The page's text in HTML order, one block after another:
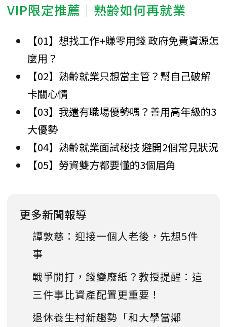
VIP限定推薦│熟齡如何再就業
【01】想找工作+賺零用錢 政府免費資源怎
麼用？
【02】熟齡就業只想當主管？幫自己破解
卡關心情
【03】我還有職場優勢嗎？善用高年級的3
大優勢
【04】熟齡就業面試秘技 避開2個常見狀況
【05】勞資雙方都要懂的3個眉角
更多新聞報導
譚敦慈：迎接一個人老後，先想5件
事
戰爭開打，錢變廢紙？教授提醒：這
三件事比資產配置更重要！
退休養生村新趨勢「和大學當鄰